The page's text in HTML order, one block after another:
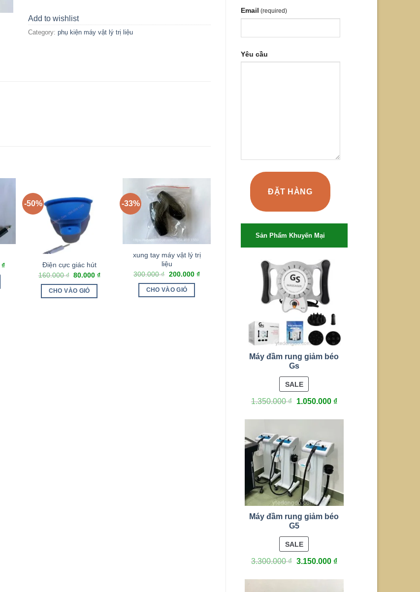
Email (required)
Yêu cầu
ĐẶT HÀNG
Sản Phẩm Khuyến Mại
Máy đầm rung giảm béo
Gs
SALEPRODUCT
ON
SALE
1.350.000₫ 1.050.000 ₫
Máy đầm rung giảm béo
G5
SALEPRODUCT
SALE
3.300.000₫ 3.150.000 ₫
Add to wishlist
Category: phụ kiện máy vật lý trị liệu
₫
-50%
Điện cực giác hút
160.000₫ 80.000 ₫
CHO VÀO GIỎ
-33%
xung tay máy vật lý trị
liệu
300.000₫ 200.000 ₫
CHO VÀO GIỎ
Miếng dán điện xung
massage cổ vai gáy, tấm
dán điện xung vật lý trị
liệu
75.000
CHO VÀO GIỎ
-30%